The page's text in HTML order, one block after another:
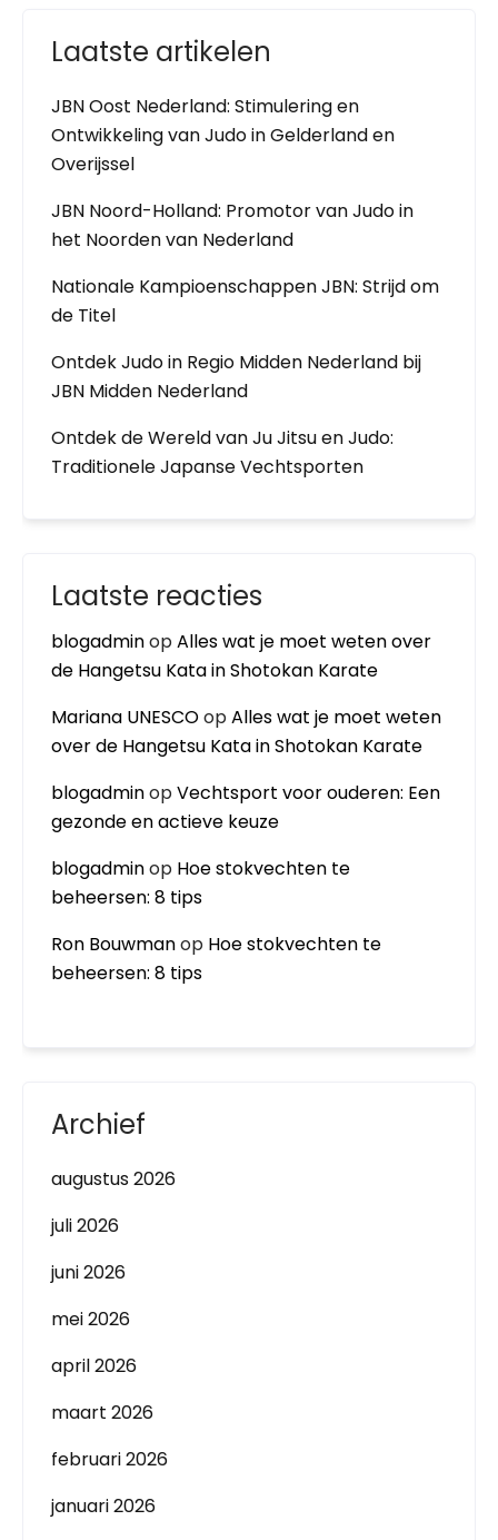
Laatste artikelen
JBN Oost Nederland: Stimulering en
Ontwikkeling van Judo in Gelderland en
Overijssel
JBN Noord-Holland: Promotor van Judo in
het Noorden van Nederland
Nationale Kampioenschappen JBN: Strijd om
de Titel
Ontdek Judo in Regio Midden Nederland bij
JBN Midden Nederland
Ontdek de Wereld van Ju Jitsu en Judo:
Traditionele Japanse Vechtsporten
Laatste reacties
blogadminopAlles wat je moet weten over
de Hangetsu Kata in Shotokan Karate
Mariana UNESCOopAlles wat je moet weten
over de Hangetsu Kata in Shotokan Karate
blogadminopVechtsport voor ouderen: Een
gezonde en actieve keuze
blogadminop Hoe stokvechten te
beheersen: 8 tips
Ron Bouwmanop Hoe stokvechten te
beheersen: 8 tips
Archief
augustus 2026
juli 2026
juni 2026
mei 2026
april 2026
maart 2026
februari 2026
januari 2026